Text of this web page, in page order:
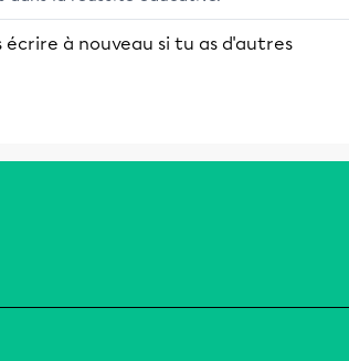
écrire à nouveau si tu as d'autres